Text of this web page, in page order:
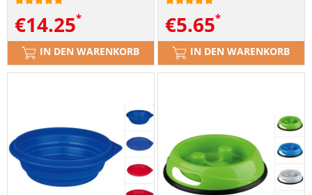
€14.25
IN DEN WARENKORB
€5.65
IN DEN WARENKORB